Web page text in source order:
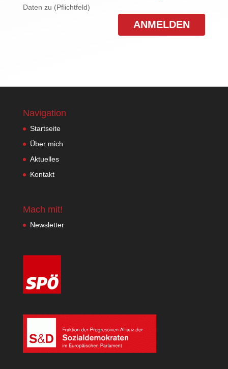
Daten zu (Pflichtfeld)
Navigation
Startseite
Über mich
Aktuelles
Kontakt
Mach mit!
Newsletter